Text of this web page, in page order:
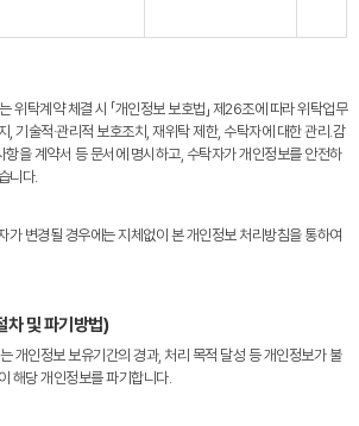
위탁계약 체결 시 「개인정보 보호법」 제26조에 따라 위탁업무
기술적·관리적 보호조치, 재위탁 제한, 수탁자에 대한 관리․감
항을 계약서 등 문서에 명시하고, 수탁자가 개인정보를 안전하
니다.
가 변경될 경우에는 지체없이 본 개인정보 처리방침을 통하여
및 파기방법)
개인정보 보유기간의 경과, 처리 목적 달성 등 개인정보가 불
해당 개인정보를 파기합니다.